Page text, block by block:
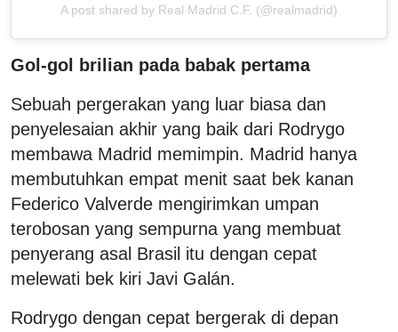
A post shared by Real Madrid C.F. (@realmadrid)
Gol-gol brilian pada babak pertama
Sebuah pergerakan yang luar biasa dan
penyelesaian akhir yang baik dari Rodrygo
membawa Madrid memimpin. Madrid hanya
membutuhkan empat menit saat bek kanan
Federico Valverde mengirimkan umpan
terobosan yang sempurna yang membuat
penyerang asal Brasil itu dengan cepat
melewati bek kiri Javi Galán.
Rodrygo dengan cepat bergerak di depan